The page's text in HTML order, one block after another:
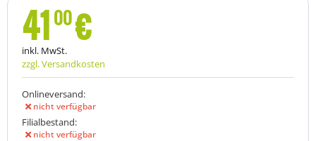
41 00€
inkl. MwSt.
zzgl. Versandkosten
Onlineversand:
nicht verfügbar
Filialbestand:
nicht verfügbar